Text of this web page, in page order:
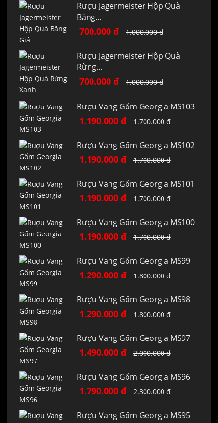
Rượu Jagermeister Hộp Quà
Băng...
700.000 đ 1.000.000 đ
Rượu Jagermeister Hộp Quà
Rừng...
700.000 đ 1.000.000 đ
Rượu Vang Gốm Georgia MS103
1.190.000 đ 1.700.000 đ
Rượu Vang Gốm Georgia MS102
1.190.000 đ 1.700.000 đ
Rượu Vang Gốm Georgia MS101
1.190.000 đ 1.700.000 đ
Rượu Vang Gốm Georgia MS100
1.190.000 đ 1.700.000 đ
Rượu Vang Gốm Georgia MS99
1.290.000 đ 1.800.000 đ
Rượu Vang Gốm Georgia MS98
1.290.000 đ 1.800.000 đ
Rượu Vang Gốm Georgia MS97
1.490.000 đ 2.000.000 đ
Rượu Vang Gốm Georgia MS96
1.790.000 đ 2.300.000 đ
Rượu Vang Gốm Georgia MS95